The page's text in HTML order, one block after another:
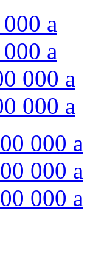
a
a
000 a
000 a
000 a
000 a
000 a